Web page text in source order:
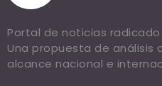
Portal de noticias
Una propuesta de análisis
alcance nacional e